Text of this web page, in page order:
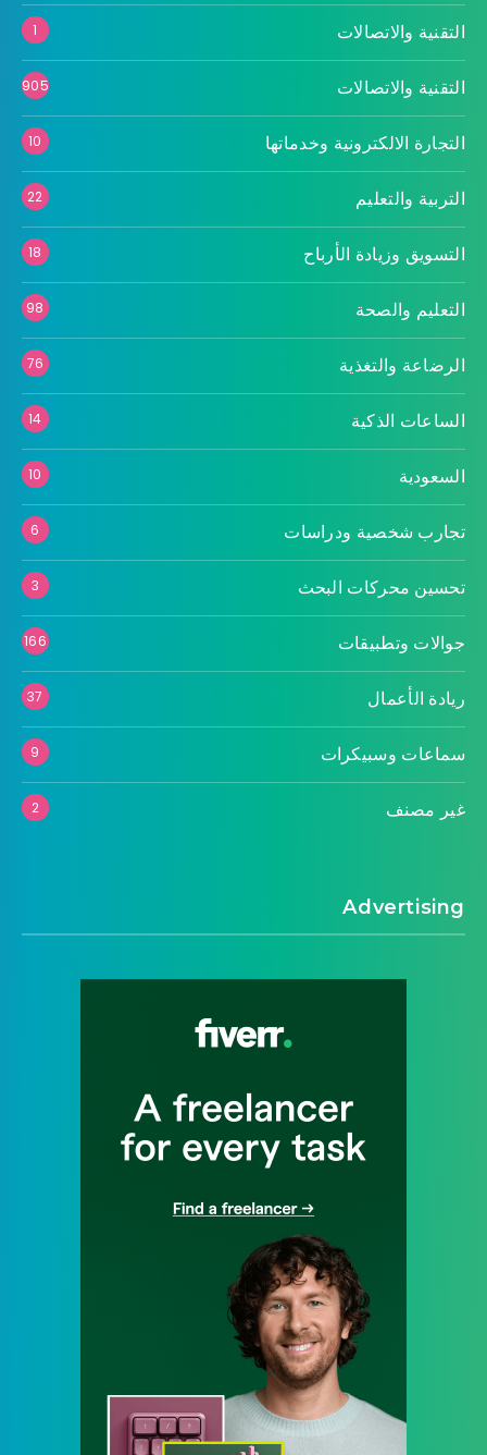
التقنية والاتصالات 1
التقنية والاتصالات 905
التجارة الالكترونية وخدماتها 10
التربية والتعليم 22
التسويق وزيادة الأرباح 18
التعليم والصحة 98
الرضاعة والتغذية 76
الساعات الذكية 14
السعودية 10
تجارب شخصية ودراسات 6
تحسين محركات البحث 3
جوالات وتطبيقات 166
ريادة الأعمال 37
سماعات وسبيكرات 9
غير مصنف 2
Advertising